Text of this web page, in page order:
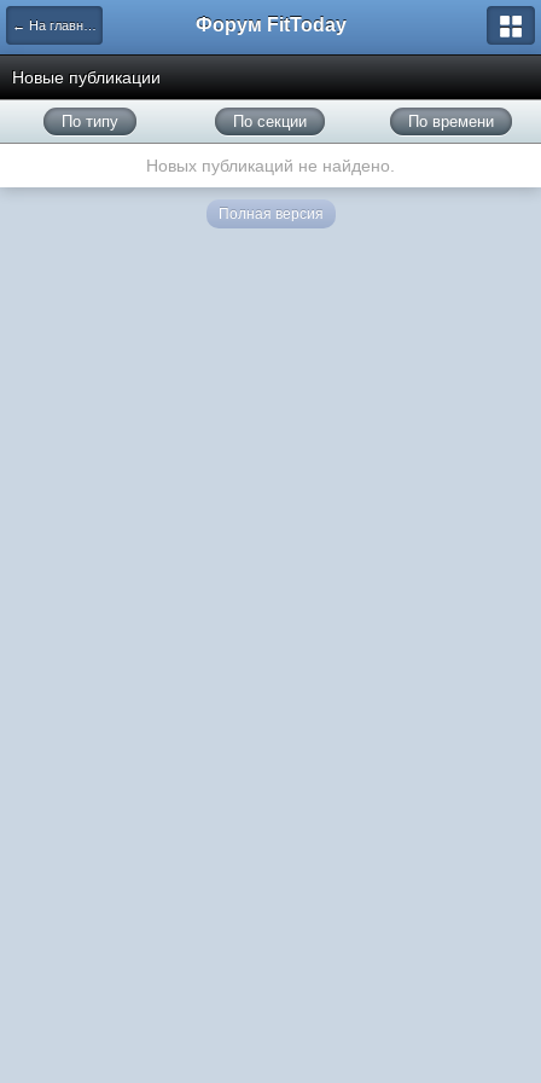
← На главную Форум FitToday
Новые публикации
По типу По секции По времени
Новых публикаций не найдено.
Полная версия